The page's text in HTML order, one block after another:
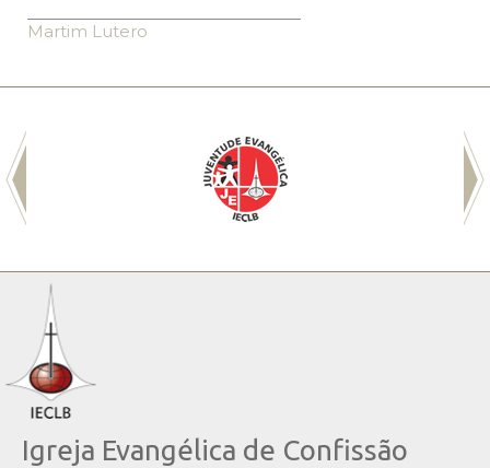
Martim Lutero
Igreja Evangélica de Confissão